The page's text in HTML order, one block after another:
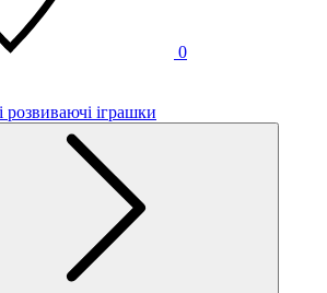
0
розвиваючі іграшки